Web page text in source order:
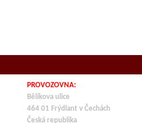
PROVOZOVNA:
Bělíkova ulice
464 01 Frýdlant v Čechách
Česká republika